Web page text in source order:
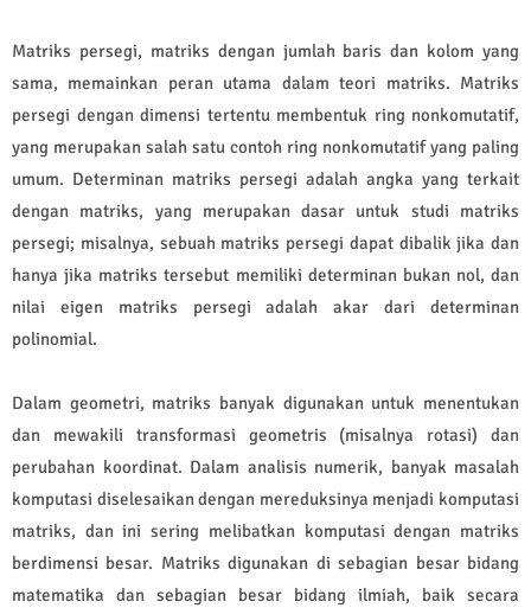
Matriks persegi, matriks dengan jumlah baris dan kolom yang
sama, memainkan peran utama dalam teori matriks. Matriks
persegi dengan dimensi tertentu membentuk ring nonkomutatif,
yang merupakan salah satu contoh ring nonkomutatif yang paling
umum. Determinan matriks persegi adalah angka yang terkait
dengan matriks, yang merupakan dasar untuk studi matriks
persegi; misalnya, sebuah matriks persegi dapat dibalik jika dan
hanya jika matriks tersebut memiliki determinan bukan nol, dan
nilai eigen matriks persegi adalah akar dari determinan
polinomial.
Dalam geometri, matriks banyak digunakan untuk menentukan
dan mewakili transformasi geometris (misalnya rotasi) dan
perubahan koordinat. Dalam analisis numerik, banyak masalah
komputasi diselesaikan dengan mereduksinya menjadi komputasi
matriks, dan ini sering melibatkan komputasi dengan matriks
berdimensi besar. Matriks digunakan di sebagian besar bidang
matematika dan sebagian besar bidang ilmiah, baik secara